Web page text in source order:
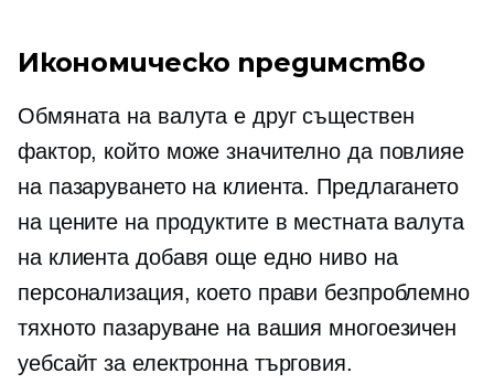
Икономическо предимство
Обмяната на валута е друг съществен
фактор, който може значително да повлияе
на пазаруването на клиента. Предлагането
на цените на продуктите в местната валута
на клиента добавя още едно ниво на
персонализация, което прави безпроблемно
тяхното пазаруване на вашия многоезичен
уебсайт за електронна търговия.